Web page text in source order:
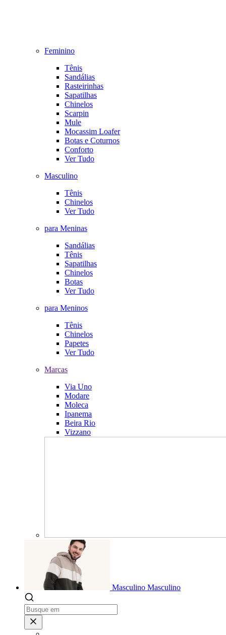
Feminino
Tênis
Sandálias
Rasteirinhas
Sapatilhas
Chinelos
Scarpin
Mule
Mocassim Loafer
Botas e Coturnos
Conforto
Ver Tudo
Masculino
Tênis
Chinelos
Ver Tudo
para Meninas
Sandálias
Tênis
Sapatilhas
Chinelos
Botas
Ver Tudo
para Meninos
Tênis
Chinelos
Papetes
Ver Tudo
Marcas
Via Uno
Modare
Moleca
Ipanema
Beira Rio
Vizzano
Masculino Masculino